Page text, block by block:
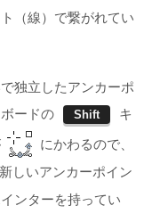
（線）で繋がれてい
独立したアンカーポ
ードの
Shift
キ
にかわるので、
しいアンカーポイン
ンターを持ってい